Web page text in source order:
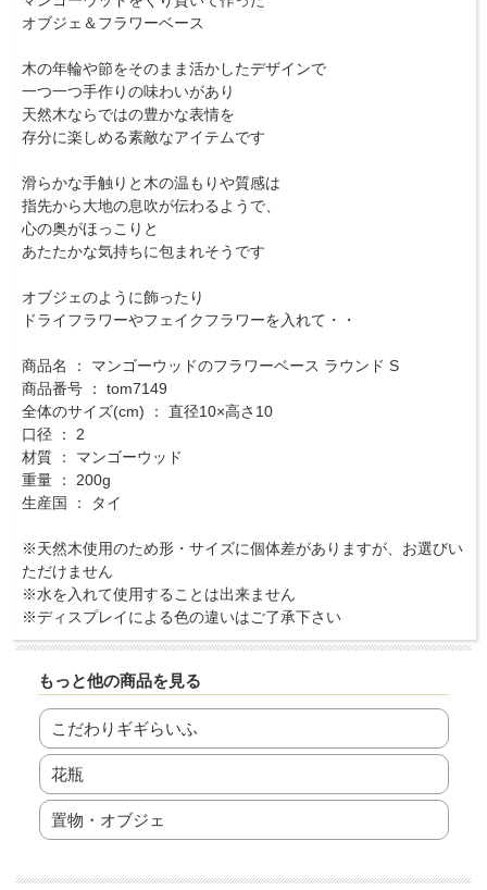
オブジェ＆フラワーベース
木の年輪や節をそのまま活かしたデザインで
一つ一つ手作りの味わいがあり
天然木ならではの豊かな表情を
存分に楽しめる素敵なアイテムです
滑らかな手触りと木の温もりや質感は
指先から大地の息吹が伝わるようで、
心の奥がほっこりと
あたたかな気持ちに包まれそうです
オブジェのように飾ったり
ドライフラワーやフェイクフラワーを入れて・・
商品名 ： マンゴーウッドのフラワーベース ラウンド S
商品番号 ： tom7149
全体のサイズ(cm) ： 直径10×高さ10
口径 ： 2
材質 ： マンゴーウッド
重量 ： 200g
生産国 ： タイ
※天然木使用のため形・サイズに個体差がありますが、お選びい
ただけません
※水を入れて使用することは出来ません
※ディスプレイによる色の違いはご了承下さい
もっと他の商品を見る
こだわりギギらいふ
花瓶
置物・オブジェ